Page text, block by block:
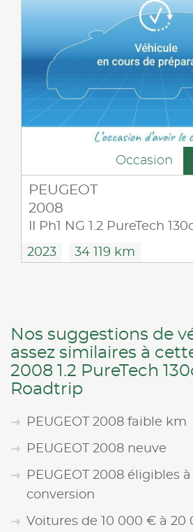
Occasion
PEUGEOT
2008
2023 34 119 km
Nos suggestions de
assez similaires à
2008 1.2 PureTech
Roadtrip
PEUGEOT 2008 faible km
PEUGEOT 2008 neuve
PEUGEOT 2008 éligibles
conversion
Voitures de 10 000 € à 20